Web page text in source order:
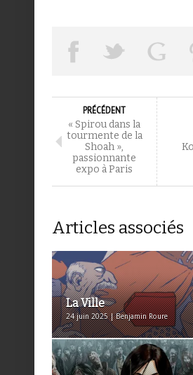
PRÉCÉDENT
« Spirou dans la
tourmente de la
Shoah »,
passionnante
expo à Paris
Articles associés
La Ville
24 juin 2025 | Benjamin Roure